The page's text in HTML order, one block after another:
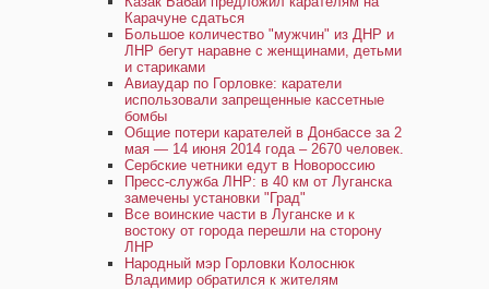
Карачуне сдаться
Большое количество "мужчин" из ДНР и
ЛНР бегут наравне с женщинами, детьми
и стариками
Авиаудар по Горловке: каратели
использовали запрещенные кассетные
бомбы
Общие потери карателей в Донбассе за 2
мая — 14 июня 2014 года – 2670 человек.
Сербские четники едут в Новороссию
Пресс-служба ЛНР: в 40 км от Луганска
замечены установки "Град"
Все воинские части в Луганске и к
востоку от города перешли на сторону
ЛНР
Народный мэр Горловки Колоснюк
Владимир обратился к жителям